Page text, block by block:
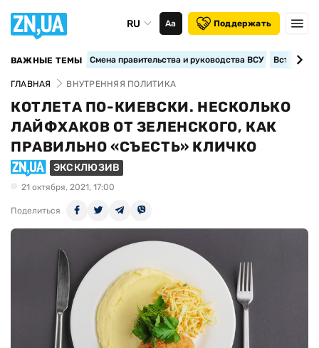
RU Аа Поддержать
ВАЖНЫЕ ТЕМЫ Смена правительства и руководства ВСУ
ГЛАВНАЯ ВНУТРЕННЯЯ ПОЛИТИКА
КОТЛЕТА ПО-КИЕВСКИ. НЕСКОЛЬКО
ЛАЙФХАКОВ ОТ ЗЕЛЕНСКОГО, КАК
ПРАВИЛЬНО «СЪЕСТЬ» КЛИЧКО
ЭКСКЛЮЗИВ
21 октября, 2021, 17:00
Поделиться